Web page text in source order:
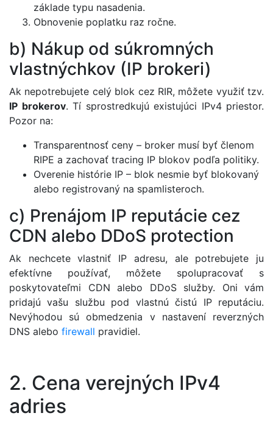
základe typu nasadenia.
Obnovenie poplatku raz ročne.
b) Nákup od súkromných
vlastnýchkov (IP brokeri)
Ak nepotrebujete celý blok cez RIR, môžete využiť tzv.
IP brokerov. Tí sprostredkujú existujúci IPv4 priestor.
Pozor na:
Transparentnosť ceny – broker musí byť členom
RIPE a zachovať tracing IP blokov podľa politiky.
Overenie histórie IP – blok nesmie byť blokovaný
alebo registrovaný na spamlisteroch.
c) Prenájom IP reputácie cez
CDN alebo DDoS protection
Ak nechcete vlastniť IP adresu, ale potrebujete ju
efektívne používať, môžete spolupracovať s
poskytovateľmi CDN alebo DDoS služby. Oni vám
pridajú vašu službu pod vlastnú čistú IP reputáciu.
Nevýhodou sú obmedzenia v nastavení reverzných
DNS alebo firewall pravidiel.
2. Cena verejných IPv4
adries